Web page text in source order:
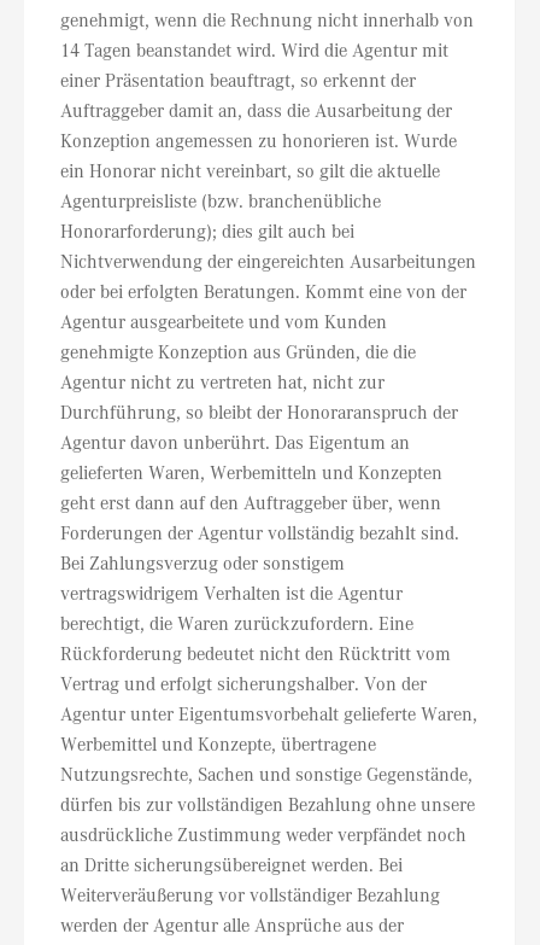
genehmigt, wenn die Rechnung nicht innerhalb von
14 Tagen beanstandet wird. Wird die Agentur mit
einer Präsentation beauftragt, so erkennt der
Auftraggeber damit an, dass die Ausarbeitung der
Konzeption angemessen zu honorieren ist. Wurde
ein Honorar nicht vereinbart, so gilt die aktuelle
Agenturpreisliste (bzw. branchenübliche
Honorarforderung); dies gilt auch bei
Nichtverwendung der eingereichten Ausarbeitungen
oder bei erfolgten Beratungen. Kommt eine von der
Agentur ausgearbeitete und vom Kunden
genehmigte Konzeption aus Gründen, die die
Agentur nicht zu vertreten hat, nicht zur
Durchführung, so bleibt der Honoraranspruch der
Agentur davon unberührt. Das Eigentum an
gelieferten Waren, Werbemitteln und Konzepten
geht erst dann auf den Auftraggeber über, wenn
Forderungen der Agentur vollständig bezahlt sind.
Bei Zahlungsverzug oder sonstigem
vertragswidrigem Verhalten ist die Agentur
berechtigt, die Waren zurückzufordern. Eine
Rückforderung bedeutet nicht den Rücktritt vom
Vertrag und erfolgt sicherungshalber. Von der
Agentur unter Eigentumsvorbehalt gelieferte Waren,
Werbemittel und Konzepte, übertragene
Nutzungsrechte, Sachen und sonstige Gegenstände,
dürfen bis zur vollständigen Bezahlung ohne unsere
ausdrückliche Zustimmung weder verpfändet noch
an Dritte sicherungsübereignet werden. Bei
Weiterveräußerung vor vollständiger Bezahlung
werden der Agentur alle Ansprüche aus der